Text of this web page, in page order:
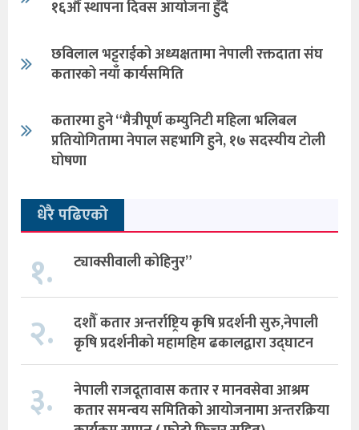
१६औँ स्थापना दिवस आयोजना हुँदै
छविलाल भट्टराईको अध्यक्षतामा नेपाली रक्तदाता संघ
कतारको नयाँ कार्यसमिति
कतारमा हुने “मैत्रीपूर्ण कम्युनिटी महिला भलिबल
प्रतियोगितामा नेपाल सहभागि हुने, १७ सदस्यीय टोली
घोषणा
धेरै पढिएको
१. ट्याक्सीवाली कोहिनुर”
२.
दशौँ कतार अन्तर्राष्ट्रिय कृषि प्रदर्शनी सुरु,नेपाली
कृषि प्रदर्शनीको महामहिम ढकालद्वारा उद्घाटन
३.
नेपाली राजदूतावास कतार र मानवसेवा आश्रम
कतार समन्वय समितिको आयोजनामा अन्तरक्रिया